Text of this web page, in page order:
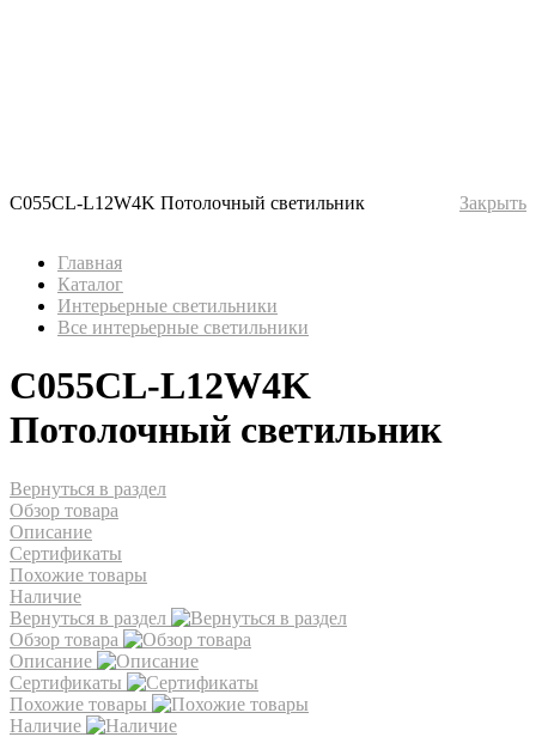
C055CL-L12W4K Потолочный светильник Закрыть
Главная
Каталог
Интерьерные светильники
Все интерьерные светильники
C055CL-L12W4K
Потолочный светильник
Вернуться в раздел
Обзор товара
Описание
Сертификаты
Похожие товары
Наличие
Вернуться в раздел
Обзор товара
Описание
Сертификаты
Похожие товары
Наличие